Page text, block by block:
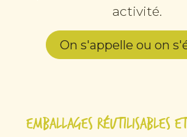
activité.
On s'appelle ou on
Emballages réutilisables